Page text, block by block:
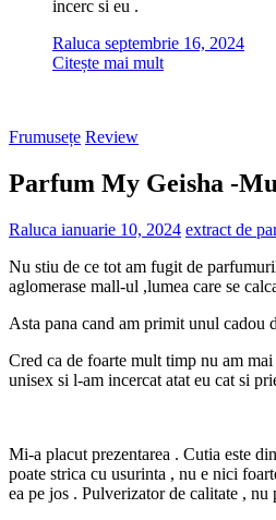
incerc si eu .
Raluca septembrie 16, 2024
Citește mai mult
Frumusețe Review
Parfum My Geisha -
Raluca ianuarie 10, 2024 extract de
Nu stiu de ce tot am fugit de
aglomerase mall-ul ,lumea care se
Asta pana cand am primit unul cadou
Cred ca de foarte mult timp nu am
unisex si l-am incercat atat eu cat si
Mi-a placut prezentarea . Cutia este
poate strica cu usurinta , nu e nici
ea pe jos . Pulverizator de calitate ,